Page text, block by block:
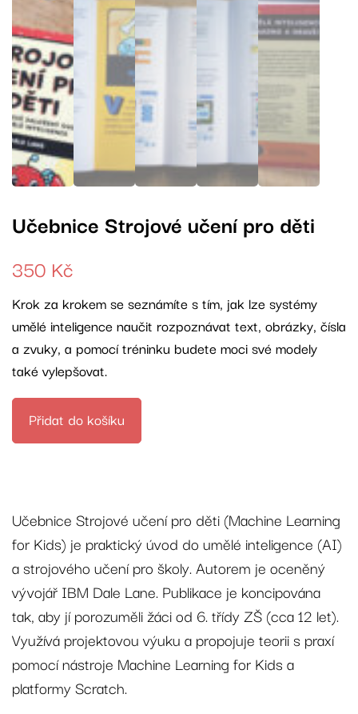
Učebnice Strojové učení pro děti
350 Kč
Krok za krokem se seznámíte s tím, jak lze systémy
umělé inteligence naučit rozpoznávat text, obrázky, čísla
a zvuky, a pomocí tréninku budete moci své modely
také vylepšovat.
Přidat do košíku
Učebnice Strojové učení pro děti (Machine Learning
for Kids) je praktický úvod do umělé inteligence (AI)
a strojového učení pro školy. Autorem je oceněný
vývojář IBM Dale Lane. Publikace je koncipována
tak, aby jí porozuměli žáci od 6. třídy ZŠ (cca 12 let).
Využívá projektovou výuku a propojuje teorii s praxí
pomocí nástroje Machine Learning for Kids a
platformy Scratch.